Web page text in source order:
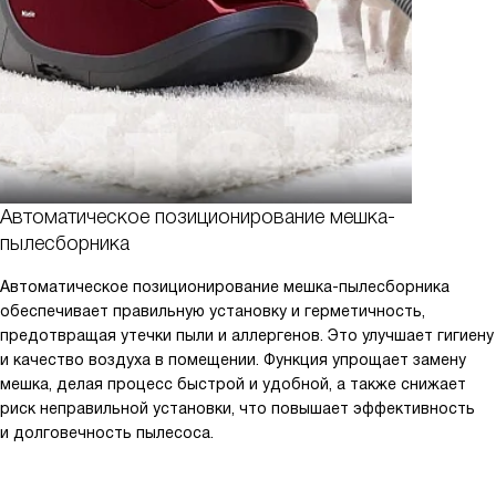
Автоматическое позиционирование мешка-
пылесборника
Автоматическое позиционирование мешка-пылесборника
обеспечивает правильную установку и герметичность,
предотвращая утечки пыли и аллергенов. Это улучшает гигиену
и качество воздуха в помещении. Функция упрощает замену
мешка, делая процесс быстрой и удобной, а также снижает
риск неправильной установки, что повышает эффективность
и долговечность пылесоса.